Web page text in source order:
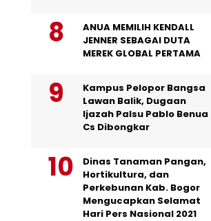
ANUA MEMILIH KENDALL
JENNER SEBAGAI DUTA
MEREK GLOBAL PERTAMA
Kampus Pelopor Bangsa
Lawan Balik, Dugaan
Ijazah Palsu Pablo Benua
Cs Dibongkar
Dinas Tanaman Pangan,
Hortikultura, dan
Perkebunan Kab. Bogor
Mengucapkan Selamat
Hari Pers Nasional 2021